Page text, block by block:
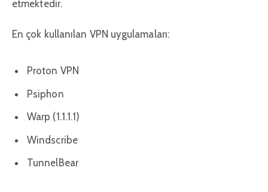
etmektedir.
En çok kullanılan VPN uygulamaları:
Proton VPN
Psiphon
Warp (1.1.1.1)
Windscribe
TunnelBear